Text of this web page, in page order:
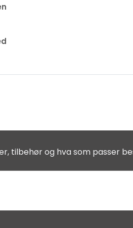
tilbehør og hva som passer